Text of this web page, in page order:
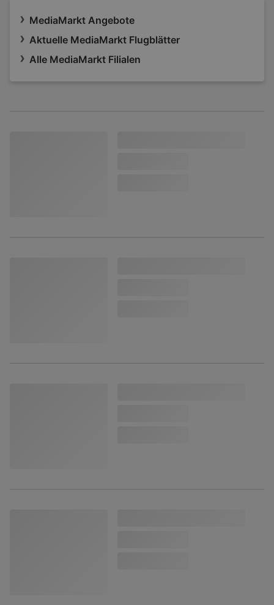
MediaMarkt Angebote
Aktuelle MediaMarkt Flugblätter
Alle MediaMarkt Filialen